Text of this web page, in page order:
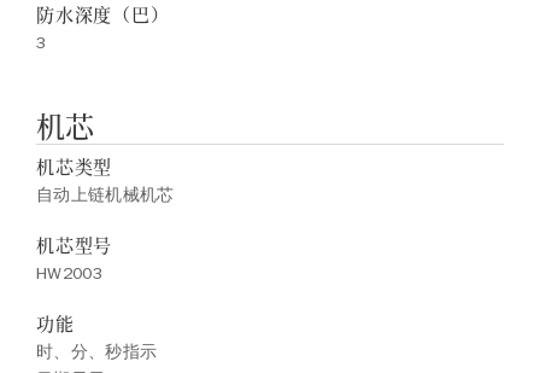
防水深度（巴）
3
机芯
机芯类型
自动上链机械机芯
机芯型号
HW2003
功能
时、分、秒指示